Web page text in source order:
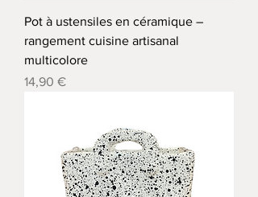
Pot à ustensiles en céramique –
rangement cuisine artisanal
multicolore
Precio
14,90 €